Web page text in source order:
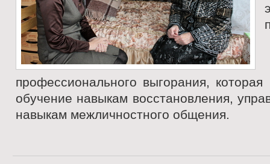
профессионального выгорания,
обучение навыкам восстановления,
навыкам межличностного общения.